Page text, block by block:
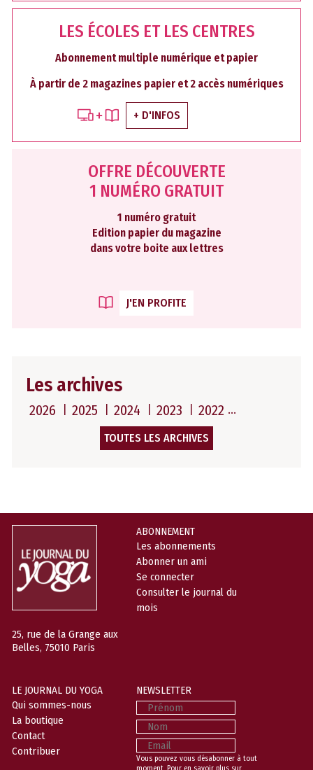
LES ÉCOLES ET LES CENTRES
Abonnement multiple numérique et papier
À partir de 2 magazines papier et 2 accès numériques
+ D'INFOS
OFFRE DÉCOUVERTE
1 NUMÉRO GRATUIT
1 numéro gratuit
Edition papier du magazine
dans votre boite aux lettres
J'EN PROFITE
Les archives
2026 2025 2024 2023 2022
TOUTES LES ARCHIVES
25, rue de la Grange aux
Belles, 75010 Paris
ABONNEMENT
Les abonnements
Abonner un ami
Se connecter
Consulter le journal du
mois
LE JOURNAL DU YOGA
Qui sommes-nous
La boutique
Contact
Contribuer
NEWSLETTER
Prénom
Nom
Email
Vous pouvez vous désabonner à tout